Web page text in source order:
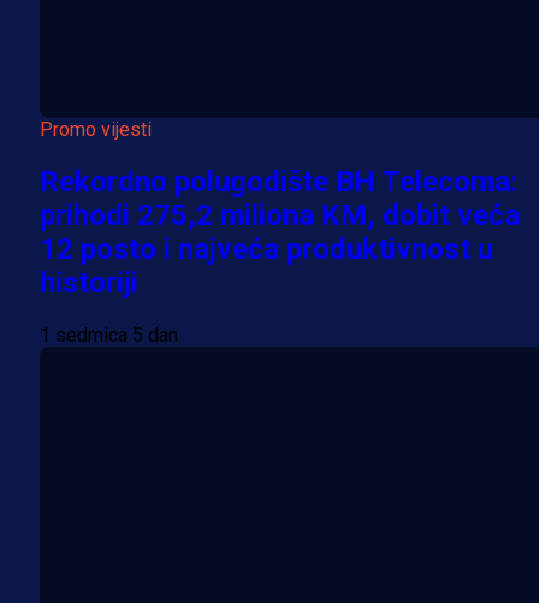
Promo vijesti
Rekordno polugodište BH Telecoma:
prihodi 275,2 miliona KM, dobit veća
12 posto i najveća produktivnost u
historiji
1 sedmica 5 dan